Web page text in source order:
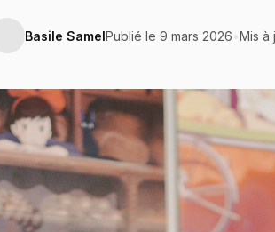
Basile SamelPublié le 9 mars 2026 Mis à